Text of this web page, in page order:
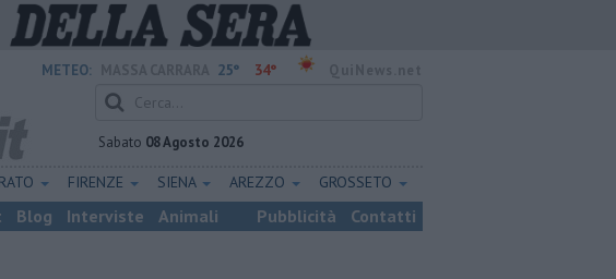
METEO: 25° 34°
Sabato 08 Agosto 2026
FIRENZE SIENA AREZZO GROSSETO
Blog Interviste Animali Pubblicità Contatti